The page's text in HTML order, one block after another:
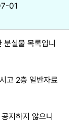
01​
실물 목록입니
고 2층 일반자료
지하지 않으니